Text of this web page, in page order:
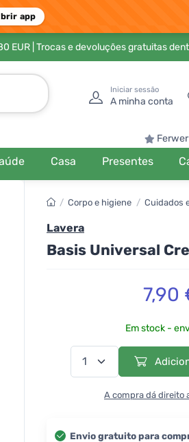
app
EUR| Trocas e devoluções gratuitas
Iniciar sessão
A minha conta
Casa Presentes
/ Corpo e higiene / Cuidados
Lavera
Basis Universal
7,90
Em stock -
A compra dá direito
Envio gratuito para